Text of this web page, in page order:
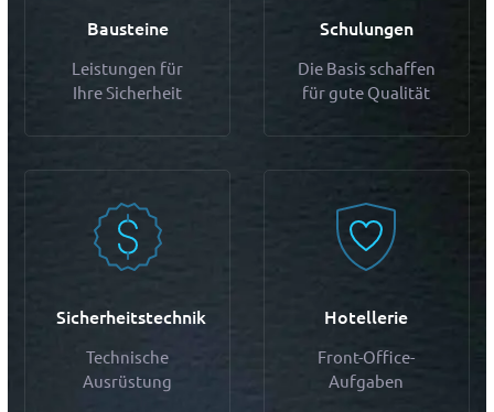
Bausteine
Leistungen für
Ihre Sicherheit
Schulungen
Die Basis schaffen
für gute Qualität
Sicherheitstechnik
Technische
Ausrüstung
Hotellerie
Front-Office-
Aufgaben